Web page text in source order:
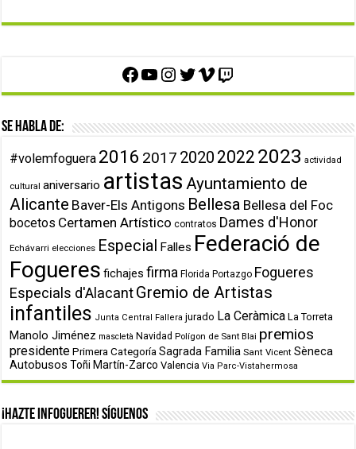
Facebook
YouTube
Instagram
Twitter
Vimeo
Twitch
Se habla de:
#volemfoguera 2016 2017 2020 2022 2023 actividad
cultural aniversario artistas Ayuntamiento de
Alicante Baver-Els Antigons Bellesa Bellesa del Foc
bocetos Certamen Artístico contratos Dames d'Honor
Echávarri elecciones Especial Falles Federació de
Fogueres fichajes firma Florida Portazgo Fogueres
Especials d'AlacantGremio de Artistas
infantiles Junta Central Fallera jurado La Ceràmica La Torreta
Manolo Jiménez mascletà Navidad Polígon de Sant Blai premios
presidente Primera Categoría Sagrada Familia Sant Vicent Sèneca
Autobusos Toñi Martín-Zarco Valencia Via Parc-Vistahermosa
¡Hazte infoguerer! Síguenos